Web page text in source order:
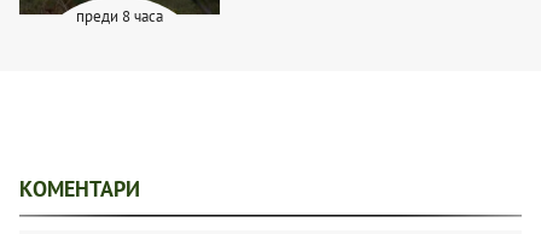
преди 8 часа
КОМЕНТАРИ